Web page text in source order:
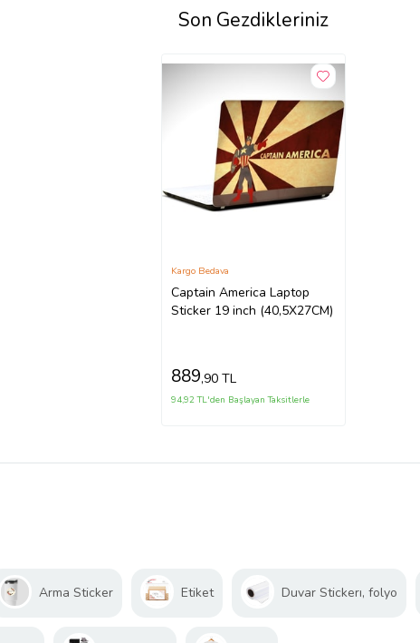
Son Gezdikleriniz
Captain America Laptop
Sticker 19 inch (40,5X27CM)
Kargo Bedava
889,90 TL
94,92 TL'den Başlayan Taksitlerle
Arma Sticker Etiket Duvar Stickerı, folyo